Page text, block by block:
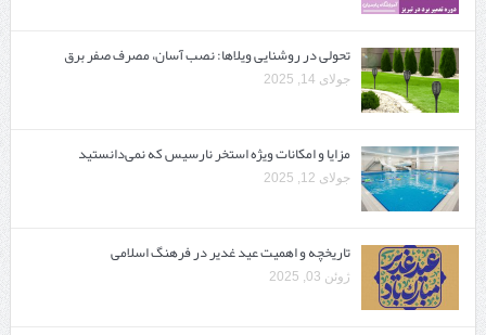
تحولی در روشنایی ویلاها: نصب آسان، مصرف صفر برق
جولای 14, 2025
مزایا و امکانات ویژه استخر نارسیس که نمی‌دانستید
جولای 12, 2025
تاریخچه و اهمیت عید غدیر در فرهنگ اسلامی
ژوئن 03, 2025